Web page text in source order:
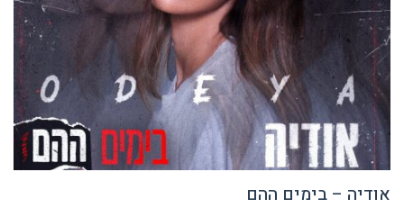
אודיה – בימים ההם